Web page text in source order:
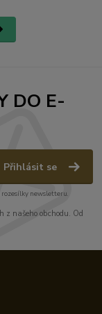
DO E-
Přihlásit se
newsletteru.
z našeho obchodu. Od